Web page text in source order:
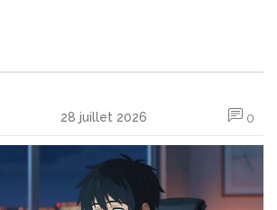
28 juillet 2026 0